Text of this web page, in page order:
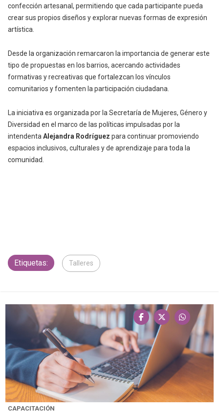
confección artesanal, permitiendo que cada participante pueda
crear sus propios diseños y explorar nuevas formas de expresión
artística.
Desde la organización remarcaron la importancia de generar este
tipo de propuestas en los barrios, acercando actividades
formativas y recreativas que fortalezcan los vínculos
comunitarios y fomenten la participación ciudadana.
La iniciativa es organizada por la Secretaría de Mujeres, Género y
Diversidad en el marco de las políticas impulsadas por la
intendentaAlejandra Rodríguez para continuar promoviendo
espacios inclusivos, culturales y de aprendizaje para toda la
comunidad.
Etiquetas: Talleres
CAPACITACIÓN